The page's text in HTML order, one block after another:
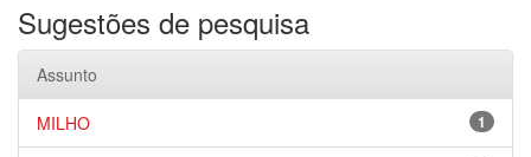
Sugestões de pesquisa
Assunto
1
MILHO